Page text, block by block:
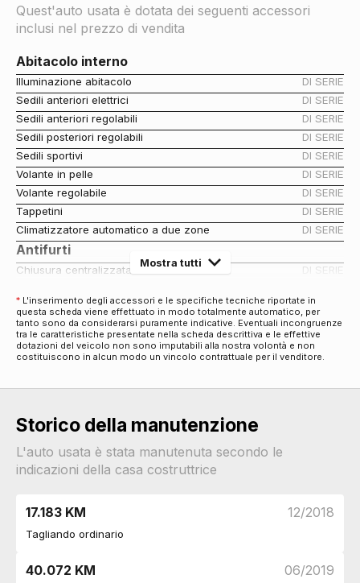
Quest'auto usata è dotata dei seguenti accessori
inclusi nel prezzo di vendita
Abitacolo interno
Illuminazione abitacolo
DI SERIE
Sedili anteriori elettrici
DI SERIE
Sedili anteriori regolabili
DI SERIE
Sedili posteriori regolabili
DI SERIE
Sedili sportivi
DI SERIE
Volante in pelle
DI SERIE
Volante regolabile
DI SERIE
Tappetini
DI SERIE
Climatizzatore automatico a due zone
DI SERIE
Antifurti
Chiusura centralizzata DI SERIE
Sospensioni DI SERIE
Audio e Telematica
Impianto audio
DI SERIE
Cerchi
Connettività
Porta usb
Eco
Eco drive
DI SERIE
Esterni
Specchietti retrovisori elettrici
DI SERIE
Mostra tutti
* L'inserimento degli accessori e le specifiche tecniche riportate in
questa scheda viene effettuato in modo totalmente automatico, per
tanto sono da considerarsi puramente indicative. Eventuali incongruenze
tra le caratteristiche presentate nella scheda descrittiva e le effettive
dotazioni del veicolo non sono imputabili alla nostra volontà e non
costituiscono in alcun modo un vincolo contrattuale per il venditore.
Storico della manutenzione
L'auto usata è stata manutenuta secondo le
indicazioni della casa costruttrice
17.183 KM 12/2018
Tagliando ordinario
40.072 KM 06/2019